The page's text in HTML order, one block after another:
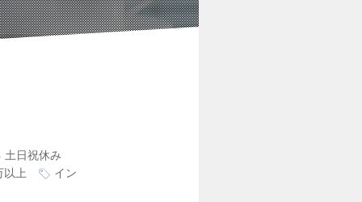
土日祝休み
以上
イン